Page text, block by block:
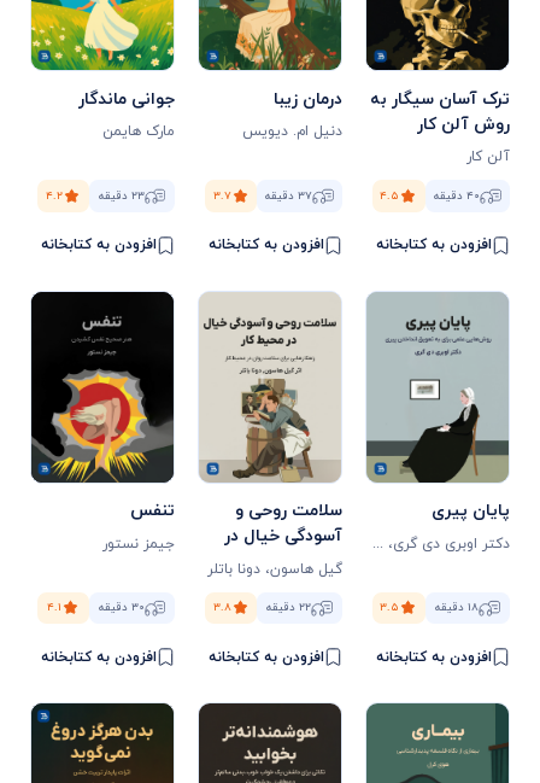
ترک آسان سیگار به
روش آلن کار
آلن کار
۴۰ دقیقه ۴.۵
افزودن به کتابخانه
درمان زیبا
دنیل ام. دیویس
۳۷ دقیقه ۳.۷
افزودن به کتابخانه
جوانی ماندگار
مارک هایمن
۲۳ دقیقه ۴.۲
افزودن به کتابخانه
پایان پیری
دکتر اوبری دی گری، مایکل ری
۱۸ دقیقه ۳.۵
افزودن به کتابخانه
سلامت روحی و
آسودگی خیال در
محیط کار
گیل هاسون، دونا باتلر
۲۲ دقیقه ۳.۸
افزودن به کتابخانه
تنفس
جیمز نستور
۳۰ دقیقه ۴.۱
افزودن به کتابخانه